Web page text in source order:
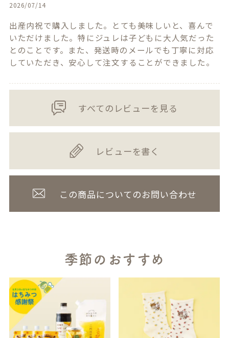
2026/07/14
出産内祝で購入しました。とても美味しいと、喜んで
いただけました。特にジュレは子どもに大人気だった
とのことです。また、発送時のメールでも丁寧に対応
していただき、安心して注文することができました。
すべてのレビューを見る
レビューを書く
この商品についてのお問い合わせ
季節のおすすめ